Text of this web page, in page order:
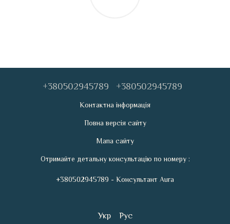
+380502945789 +380502945789
Контактна інформація
Повна версія сайту
Мапа сайту
Отримайте детальну консультацію по номеру :
+380502945789 - Консультант Aura
Укр Рус